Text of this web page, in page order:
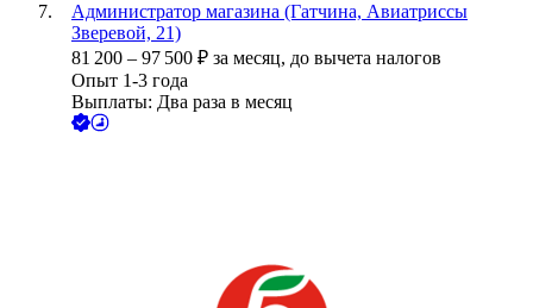
Администратор магазина (Гатчина, Авиатриссы
Зверевой, 21)
81 200 – 97 500 ₽ за месяц, до вычета налогов
Опыт 1-3 года
Выплаты: Два раза в месяц